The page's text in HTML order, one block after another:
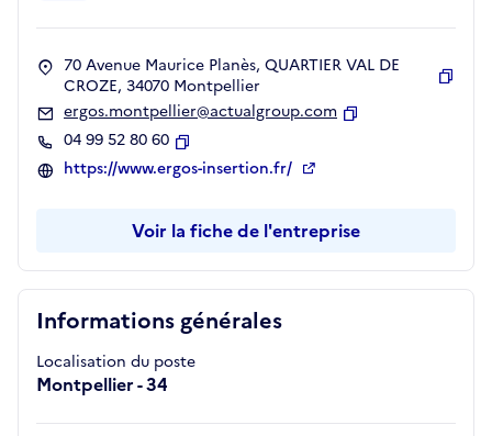
Informations générales
Localisation du poste
Montpellier - 34
70 Avenue Maurice Planès, QUARTIER VAL DE
CROZE, 34070 Montpellier
ergos.montpellier@actualgroup.com
04 99 52 80 60
Copier
https://www.ergos-insertion.fr/
Voir la fiche de l'entreprise